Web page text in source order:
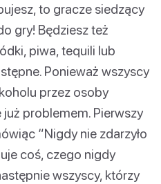
to gracze siedzący
gry! Będziesz też
piwa, tequili lub
Ponieważ wszyscy
przez osoby
już problemem. Pierwszy
“Nigdy nie zdarzyło
coś, czego nigdy
wszyscy, którzy